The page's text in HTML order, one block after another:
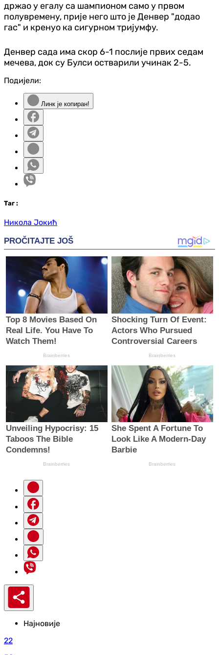
држао у егалу са шампионом само у првом
полувремену, прије него што је Денвер "додао
гас" и кренуо ка сигурном тријумфу.
Денвер сада има скор 6-1 послије првих седам
мечева, док су Булси остварили учинак 2-5.
Подијели:
Линк је копиран!
Таг :
Никола Јокић
Најновије
22